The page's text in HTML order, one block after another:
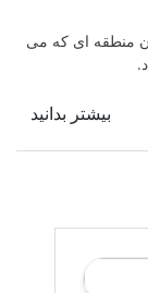
منطقه ای که می
بیشتر بدانید